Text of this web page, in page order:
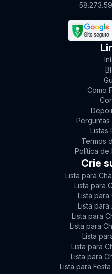
Como
Listas
Termos
Política de
Crie
Lista para
Lista para
Lista para
Lista para
Lista para
Lista para
Lista
Lista para
Lista para
Lista para